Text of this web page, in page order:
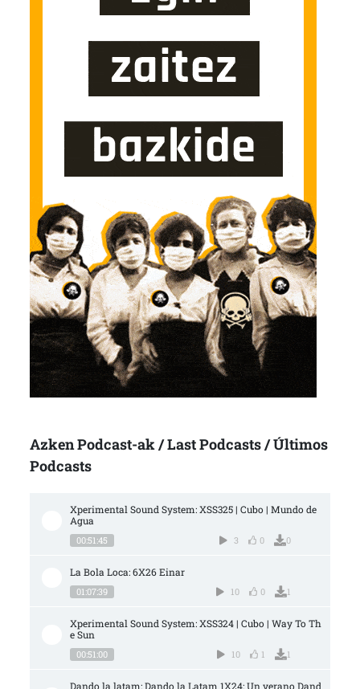
Azken Podcast-ak / Last Podcasts / Últimos
Podcasts
Xperimental Sound System: XSS325 | Cubo | Mundo de
Agua
00:51:45 3 0 0
La Bola Loca: 6X26 Einar
01:07:39 10 0 1
Xperimental Sound System: XSS324 | Cubo | Way To Th
e Sun
00:51:00 10 1 1
Dando la latam: Dando la Latam 1X24: Un verano Dand